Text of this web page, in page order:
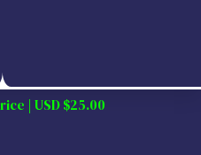
| USD $25.00